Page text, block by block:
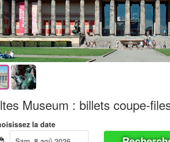
Museum : billets coupe-
la date